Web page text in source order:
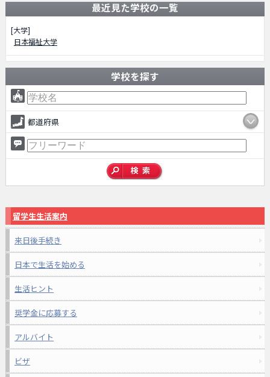
最近見た学校の一覧
[大学]
日本福祉大学
学校を探す
都道府県
留学生生活案内
来日後手続き
日本で生活を始める
生活ヒント
奨学金に応募する
アルバイト
ビザ